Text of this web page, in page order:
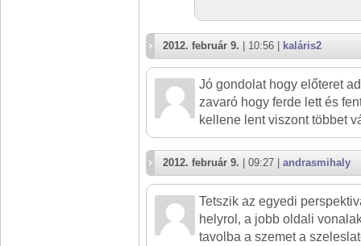
2012. február 9. | 10:56 | kaláris2
Jó gondolat hogy előteret
zavaró hogy ferde lett és
kellene lent viszont többet
2012. február 9. | 09:27 | andrasmihaly
Tetszik az egyedi
helyrol, a jobb oldali
tavolba a szemet a